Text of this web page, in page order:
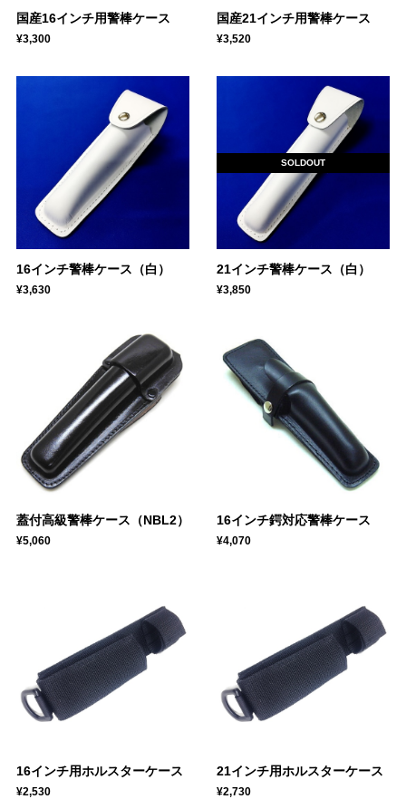
国産16インチ用警棒ケース
¥3,300
国産21インチ用警棒ケース
¥3,520
16インチ警棒ケース（白）
¥3,630
SOLDOUT
21インチ警棒ケース（白）
¥3,850
蓋付高級警棒ケース（NBL2）
¥5,060
16インチ鍔対応警棒ケース
¥4,070
16インチ用ホルスターケース
¥2,530
21インチ用ホルスターケース
¥2,730